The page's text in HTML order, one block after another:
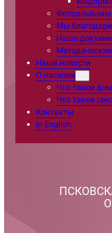
Фотоальбомы
Мы
Наши
Наши новости
О насилии
Что такое
Что такое
Контакты
In English